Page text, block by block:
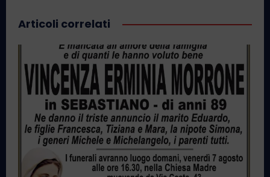
Articoli correlati